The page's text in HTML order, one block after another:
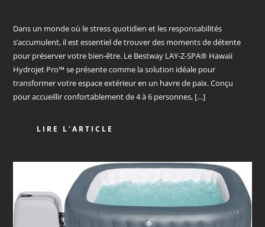
Dans un monde où le stress quotidien et les responsabilités
s’accumulent, il est essentiel de trouver des moments de détente
pour préserver votre bien-être. Le Bestway LAY-Z-SPA® Hawaii
Hydrojet Pro™ se présente comme la solution idéale pour
transformer votre espace extérieur en un havre de paix. Conçu
pour accueillir confortablement de 4 à 6 personnes, […]
LIRE L'ARTICLE